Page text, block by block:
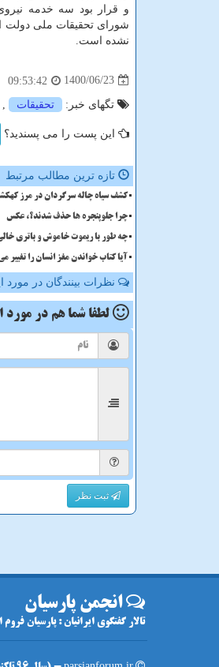
و قرار بود سه خدمه
شورای تحقیقات ملی دولت
نشده است.
1400/06/23
09:53:42
تگهای خبر: تحقیقات
این پست را می پسندید؟
تازه ترین مطالب مرتبط
کشف سیاه چاله سرگردان در مرز
چرا جلوپنجره ها حذف شدند؟، عکس
چه طور با ریموت خاموش و باتری
آیا کتاب خواندن مغز انسان را تغییر
نظرات بینندگان در
لطفا شما هم در مورد
ثبت نظر
انجمن پارسیان
تالار گفتگوی ایرانیان : پارسیان